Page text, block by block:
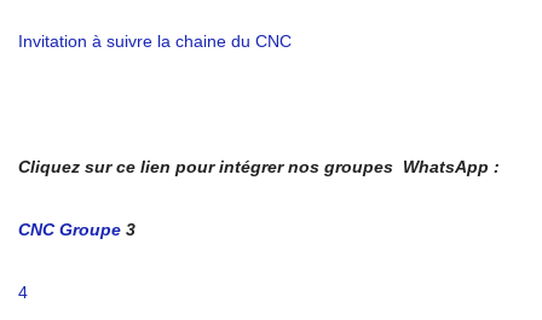
Invitation à suivre la chaine du CNC
Cliquez sur ce lien pour intégrer nos groupes WhatsApp :
CNC Groupe 3
4